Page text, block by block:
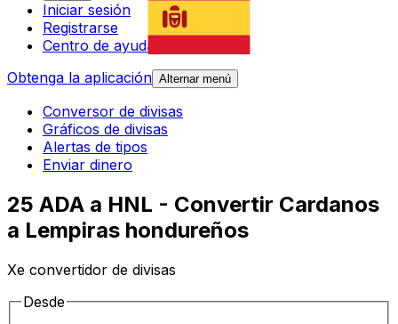
Iniciar sesión
Registrarse
Centro de ayuda
Obtenga la aplicación Alternar menú
Conversor de divisas
Gráficos de divisas
Alertas de tipos
Enviar dinero
25 ADA a HNL - Convertir Cardanos
a Lempiras hondureños
Xe convertidor de divisas
Desde